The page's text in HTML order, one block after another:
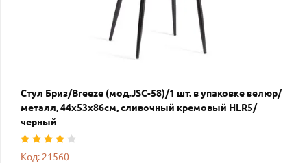
Стул Бриз/Breeze (мод.JSC-58)/1 шт. в упаковке велюр/
металл, 44х53х86см, сливочный кремовый HLR5/
черный
Код: 21560